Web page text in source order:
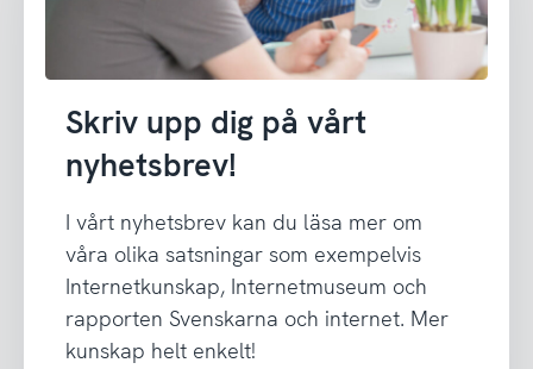
Skriv upp dig på vårt
nyhetsbrev!
I vårt nyhetsbrev kan du läsa mer om
våra olika satsningar som exempelvis
Internetkunskap, Internetmuseum och
rapporten Svenskarna och internet. Mer
kunskap helt enkelt!